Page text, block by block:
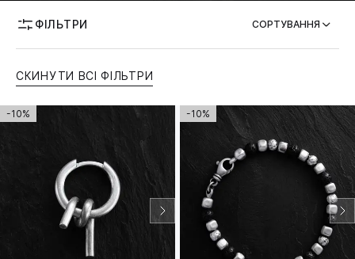
ФІЛЬТРИ СОРТУВАННЯ
СКИНУТИ ВСІ ФІЛЬТРИ
-10% -10%